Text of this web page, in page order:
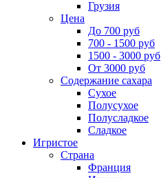
Грузия
Цена
До 700 руб
700 - 1500 руб
1500 - 3000 руб
От 3000 руб
Содержание сахара
Сухое
Полусухое
Полусладкое
Сладкое
Игристое
Страна
Франция